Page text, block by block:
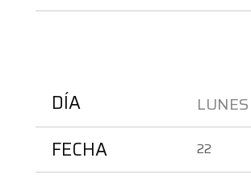
DÍA LUNES
FECHA 22